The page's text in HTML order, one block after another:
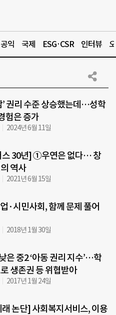
공익 국제 ESG·CSR 인터뷰
’ 권리 수준 상승했는데…성학
험은 증가
2024년 6월 11일
스 30년] ①우연은 없다… 창
역사
2021년 6월 15일
·시민사회, 함께 문제 풀어
2018년 1월 30일
은 중2 ‘아동 권리 지수’…학
생존권 등 위협받아
2017년 1월 24일
논단] 사회복지서비스, 이용